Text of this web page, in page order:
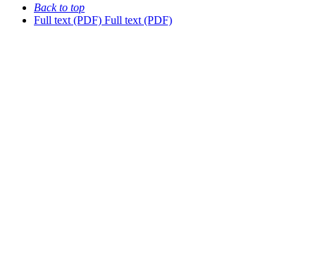
Back to top
Full text (PDF) Full text (PDF)